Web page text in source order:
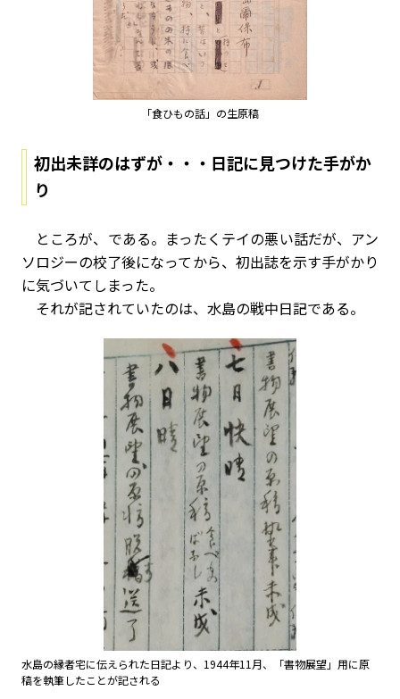
「食ひもの話」の生原稿
初出未詳のはずが・・・日記に見つけた手がか
り
ところが、である。まったくテイの悪い話だが、アン
ソロジーの校了後になってから、初出誌を示す手がかり
に気づいてしまった。
それが記されていたのは、水島の戦中日記である。
水島の縁者宅に伝えられた日記より、1944年11月、「書物展望」用に原
稿を執筆したことが記される